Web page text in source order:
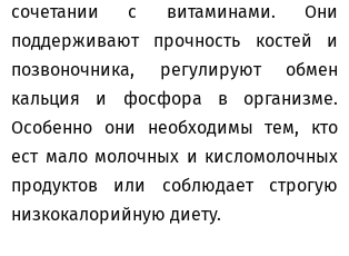
сочетании с витаминами. Они
поддерживают прочность костей и
позвоночника, регулируют обмен
кальция и фосфора в организме.
Особенно они необходимы тем, кто
ест мало молочных и кисломолочных
продуктов или соблюдает строгую
низкокалорийную диету.